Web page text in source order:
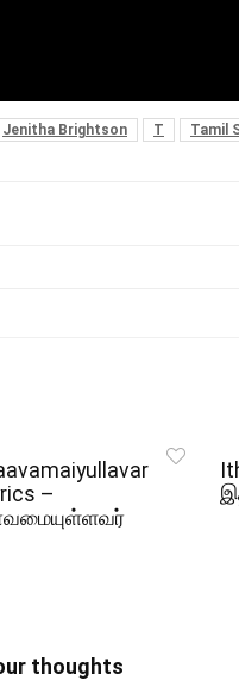
Jenitha Brightson T Tamil
–
thoughts